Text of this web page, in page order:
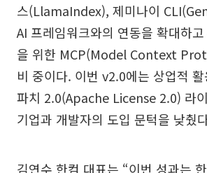
스(LlamaIndex), 제미나이
AI 프레임워크와의 연동을 확대하
을 위한 MCP(Model Context
비 중이다. 이번 v2.0에는 상업적
파치 2.0(Apache License 2.0) 라
기업과 개발자의 도입 문턱을 낮췄
김연수 한컴 대표는 “이번 성과는